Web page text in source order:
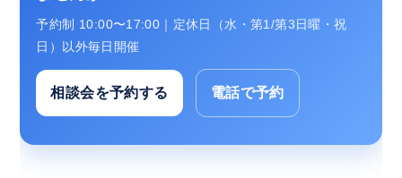
予約制 10:00〜17:00｜定休日（水・第1/第3日曜・祝
日）以外毎日開催
相談会を予約する 電話で予約